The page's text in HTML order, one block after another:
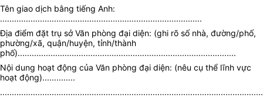
Tên giao dịch bằng tiếng Anh:
......................................................................................
Địa điểm đặt trụ sở Văn phòng đại diện: (ghi rõ số nhà, đường/phố,
phường/xã, quận/huyện, tỉnh/thành
phố).............................................................................................
Nội dung hoạt động của Văn phòng đại diện: (nêu cụ thể lĩnh vực
hoạt động)..............